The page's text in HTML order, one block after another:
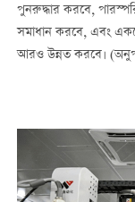
পুনরুদ্ধার করবে,
সমাধান করবে, এবং
আরও উন্নত করবে।